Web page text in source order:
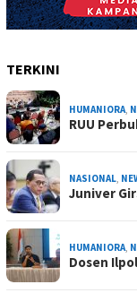
TERKINI
HUMANIORA,
RUU
NASIONAL,
Juniver
HUMANIORA,
Dosen